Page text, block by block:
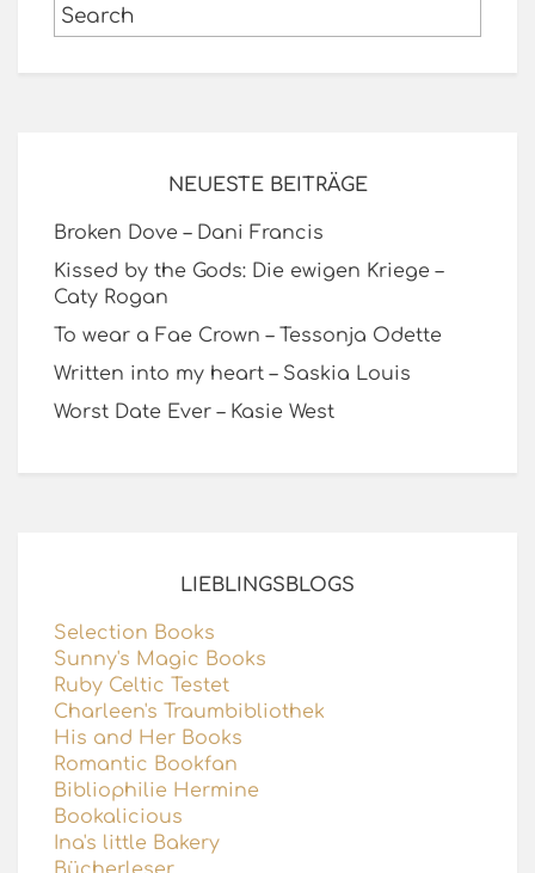
NEUESTE BEITRÄGE
Broken Dove – Dani Francis
Kissed by the Gods: Die ewigen Kriege –
Caty Rogan
To wear a Fae Crown – Tessonja Odette
Written into my heart – Saskia Louis
Worst Date Ever – Kasie West
LIEBLINGSBLOGS
Selection Books
Sunny's Magic Books
Ruby Celtic Testet
Charleen's Traumbibliothek
His and Her Books
Romantic Bookfan
Bibliophilie Hermine
Bookalicious
Ina's little Bakery